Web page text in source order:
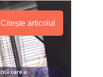
Citește articolul